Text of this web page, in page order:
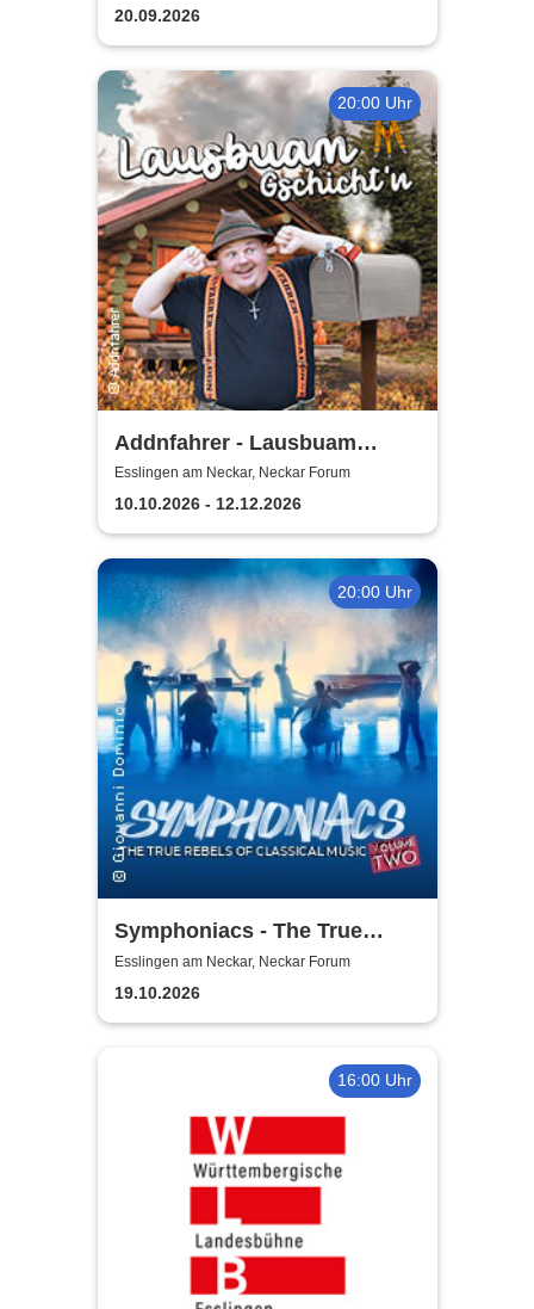
20.09.2026
20:00 Uhr
Addnfahrer - Lausbuam
Gschicht'n
Esslingen am Neckar, Neckar Forum
10.10.2026 - 12.12.2026
20:00 Uhr
Symphoniacs - The True
Rebels Of Classical Music
Esslingen am Neckar, Neckar Forum
19.10.2026
16:00 Uhr